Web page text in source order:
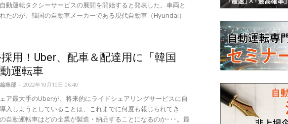
動運転タクシーサービスの展開を開始すると発表した。車両と
たのが、韓国の自動車メーカーである現代自動車（Hyundai）
用！Uber、配車＆配達用に「韓国
運転車
集部 - 2022年10月10日 06:40
ア最大手のUberが、将来的にライドシェアリングサービスに自
入しようとしていることは、これまでに何度も報じられてき
自動運転車はどの企業が製造・納品することになるのか･･･。最